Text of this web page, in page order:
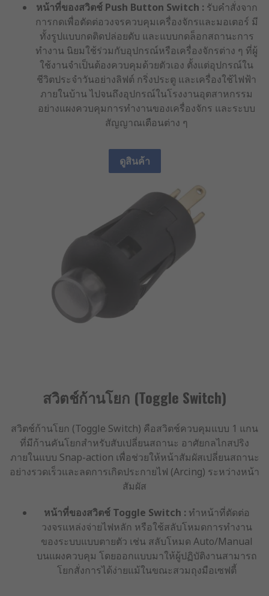
หน้าที่ของสวิตช์ Push Button Switch : รับคำสั่งจาก
การกดเพื่อตัดต่อวงจรควบคุมเครื่องจักรและมอเตอร์ มี
ทั้งรูปแบบกดติดปล่อยดับ และแบบกดล็อกสถานะการ
ทำงาน นิยมใช้ร่วมกับอุปกรณ์หรือเครื่องจักรต่าง ๆ ที่ผู้
ใช้งานจำเป็นต้องควบคุมด้วยตัวเอง ตั้งแต่อุปกรณ์ใน
ชีวิตประจำวันอย่างลิฟต์ กริ่งประตู และเครื่องใช้ไฟฟ้า
ภายในบ้าน ไปจนถึงอุปกรณ์ในโรงงานอุตสาหกรรม
อย่างแผงควบคุมการทำงานของเครื่องจักร และระบบ
สัญญาณเตือนต่าง ๆ
ดูสินค้า
สวิตช์ก้านโยก (Toggle Switch)
สวิตช์ก้านโยก (Toggle Switch) คือสวิตช์ควบคุมแบบ 1 แกน
ที่มีก้านคันโยกสำหรับสับเปลี่ยนสถานะ อาศัยกลไกสปริง
ภายในแบบ Snap-action เพื่อช่วยให้หน้าสัมผัสเปลี่ยนสถานะ
อย่างรวดเร็วและลดการเกิดประกายไฟ (Arcing) ระหว่างหน้า
สัมผัส
หน้าที่ของสวิตช์ Toggle Switch : ทำหน้าที่ตัดต่อ
วงจรแหล่งจ่ายไฟหลัก หรือใช้สลับโหมดการทำงาน
ของระบบแบบตายตัว เช่น สลับโหมด Auto/Manual
บนแผงควบคุม โดยออกแบบมาให้ผู้ปฏิบัติงานสามารถ
โยกสั่งการได้ง่ายแม้ในขณะสวมถุงมือเซฟตี้